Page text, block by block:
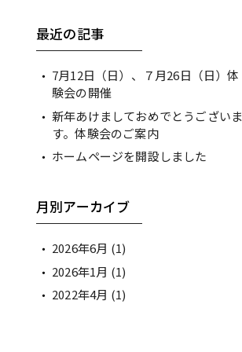
最近の記事
7月12日（日）、７月26日（日）体
験会の開催
新年あけましておめでとうございま
す。体験会のご案内
ホームページを開設しました
月別アーカイブ
2026年6月 (1)
2026年1月 (1)
2022年4月 (1)